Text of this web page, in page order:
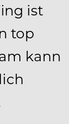
ist
top
kann